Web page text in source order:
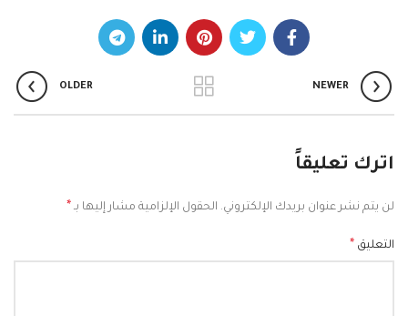
NEWER
OLDER
اترك تعليقاً
لن يتم نشر عنوان بريدك الإلكتروني. الحقول الإلزامية مشار إليها بـ *
التعليق *